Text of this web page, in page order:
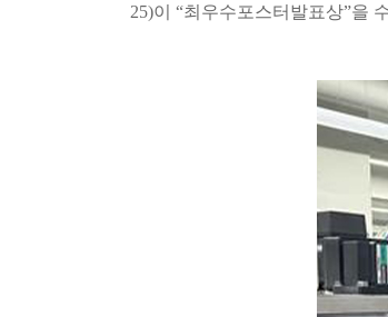
25)이 “최우수포스터발표상”을